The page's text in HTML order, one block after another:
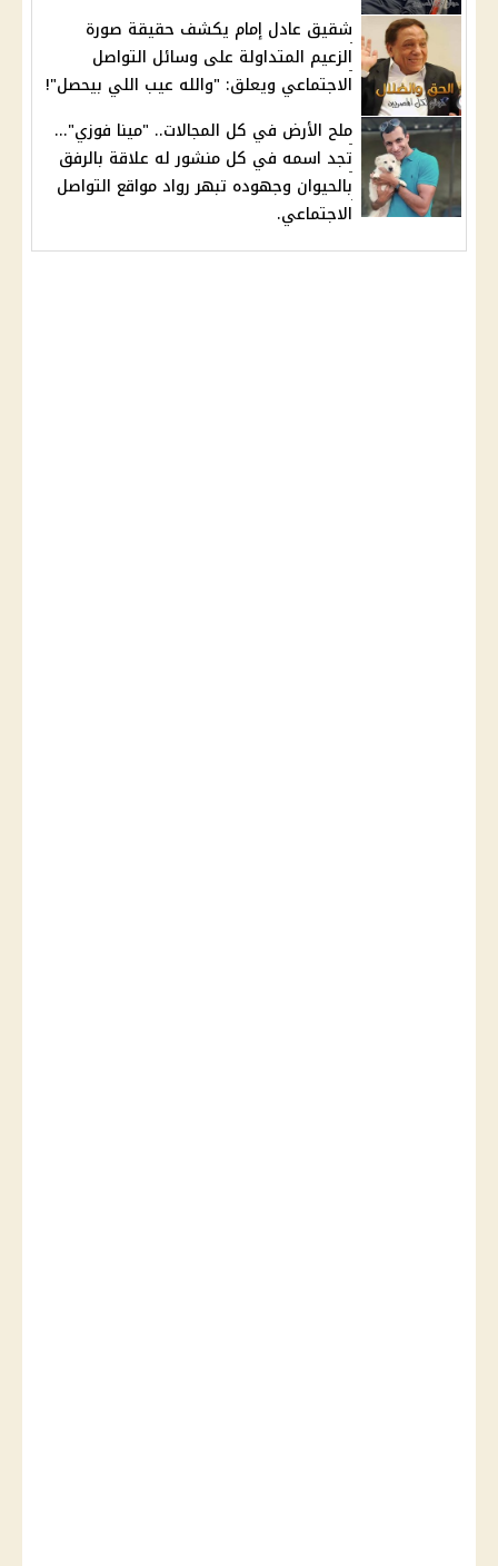
شقيق عادل إمام يكشف حقيقة صورة
الزعيم المتداولة على وسائل التواصل
الاجتماعي ويعلق: "والله عيب اللي بيحصل"!
ملح الأرض في كل المجالات.. "مينا فوزي"...
تجد اسمه في كل منشور له علاقة بالرفق
بالحيوان وجهوده تبهر رواد مواقع التواصل
الاجتماعي.